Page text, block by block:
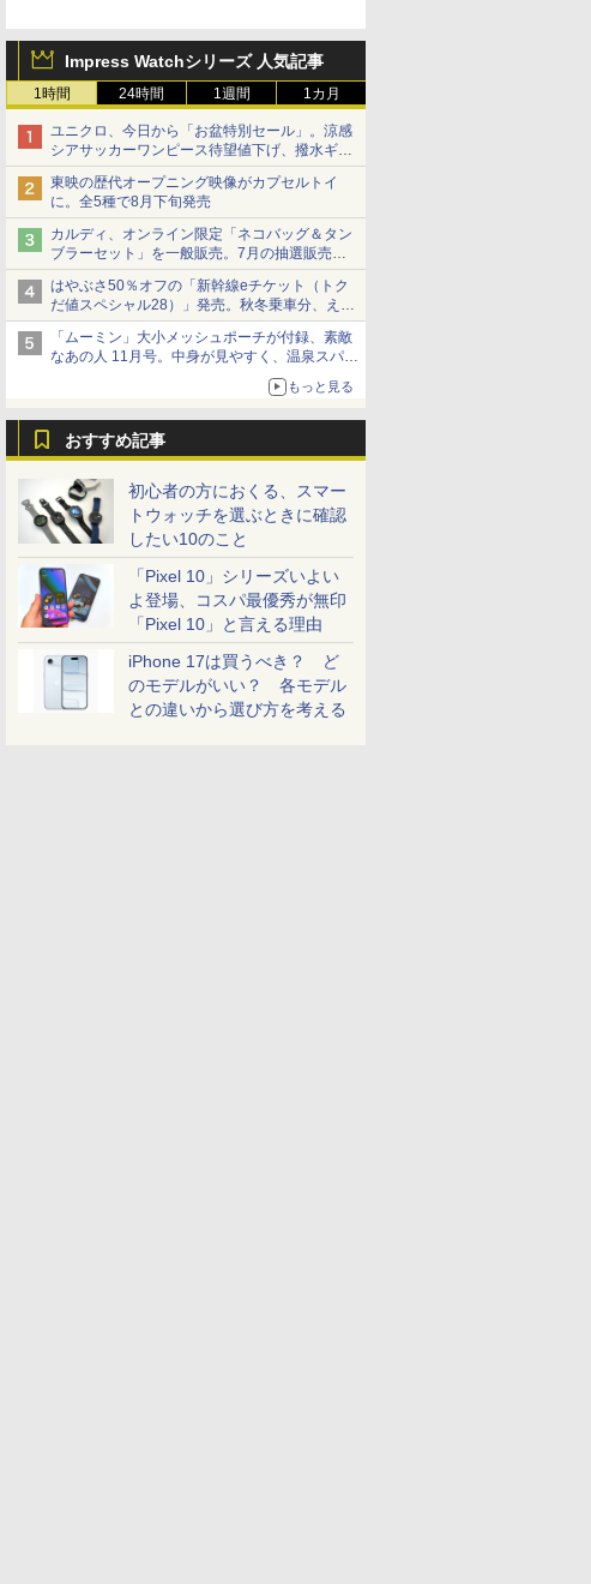
Impress Watchシリーズ 人気記事
1時間 24時間 1週間 1カ月
ユニクロ、今日から「お盆特別セール」。涼感
シアサッカーワンピース待望値下げ、撥水ギア
ショーツは1990円に
東映の歴代オープニング映像がカプセルトイ
に。全5種で8月下旬発売
カルディ、オンライン限定「ネコバッグ＆タン
ブラーセット」を一般販売。7月の抽選販売の
当選無効分
はやぶさ50％オフの「新幹線eチケット（トク
だ値スペシャル28）」発売。秋冬乗車分、えき
ねっと限定
「ムーミン」大小メッシュポーチが付録、素敵
なあの人 11月号。中身が見やすく、温泉スパに
もっと見る
おすすめ記事
初心者の方におくる、スマー
トウォッチを選ぶときに確認
したい10のこと
「Pixel 10」シリーズいよい
よ登場、コスパ最優秀が無印
「Pixel 10」と言える理由
iPhone 17は買うべき？ ど
のモデルがいい？ 各モデル
との違いから選び方を考える